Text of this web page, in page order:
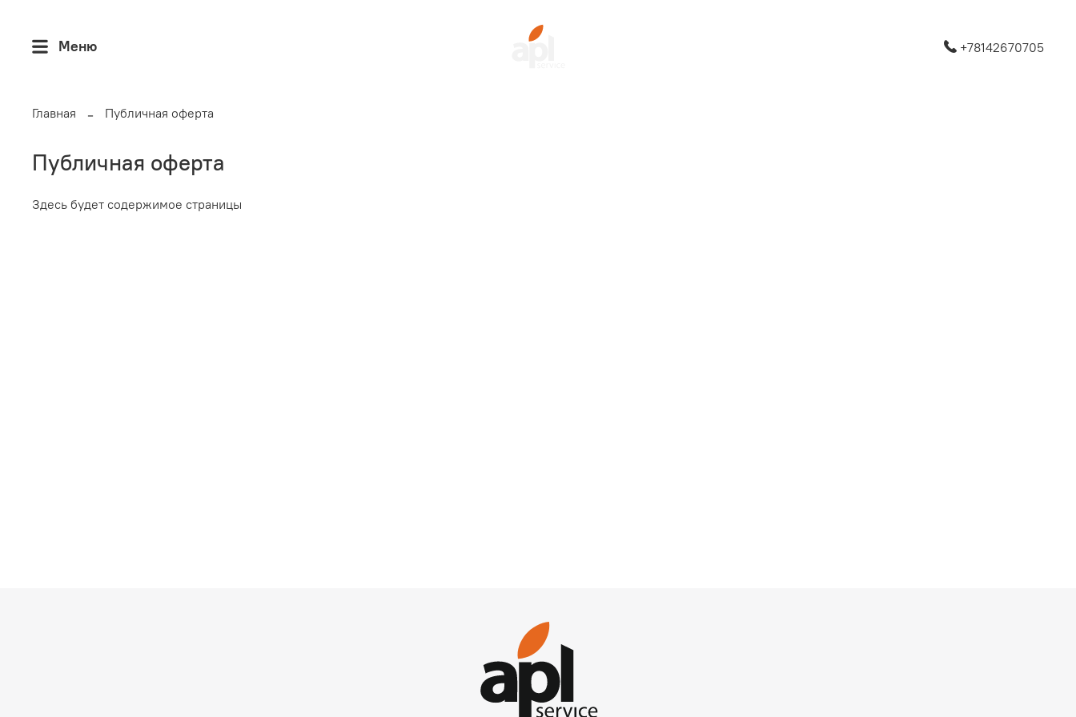
Меню +78142670705
Главная Публичная оферта
Публичная оферта
Здесь будет содержимое страницы